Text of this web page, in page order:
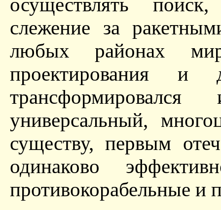
осуществлять
слежение за
любых районах
проектирования и
универсальный,
существу, первым
одинаково
противокорабельные и